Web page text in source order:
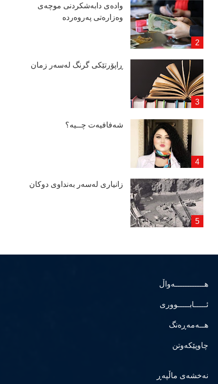
وادەی دابەشكردنی موچەی
وەزارەتی پەروەردە
ڕاپۆرتێكی گرنگ لەسەر زمان
شەفافیەت چــیە؟
زانیاری لەسەر بەنداوی دوكان
هــــــــــــەواڵ
ئـــــابـــــووری
هــەمەڕەنگ
چاوپێکەوتن
نەخشەی ماڵپەڕ